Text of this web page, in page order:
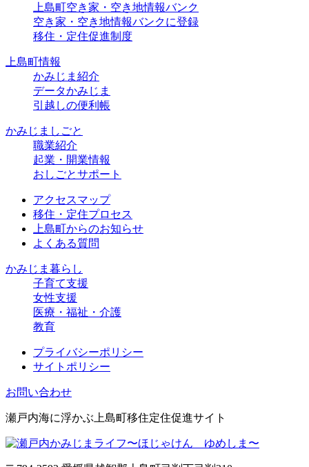
上島町空き家・空き地情報バンク
空き家・空き地情報バンクに登録
移住・定住促進制度
上島町情報
かみじま紹介
データかみじま
引越しの便利帳
かみじましごと
職業紹介
起業・開業情報
おしごとサポート
アクセスマップ
移住・定住プロセス
上島町からのお知らせ
よくある質問
かみじま暮らし
子育て支援
女性支援
医療・福祉・介護
教育
プライバシーポリシー
サイトポリシー
お問い合わせ
瀬戸内海に浮かぶ上島町移住定住促進サイト